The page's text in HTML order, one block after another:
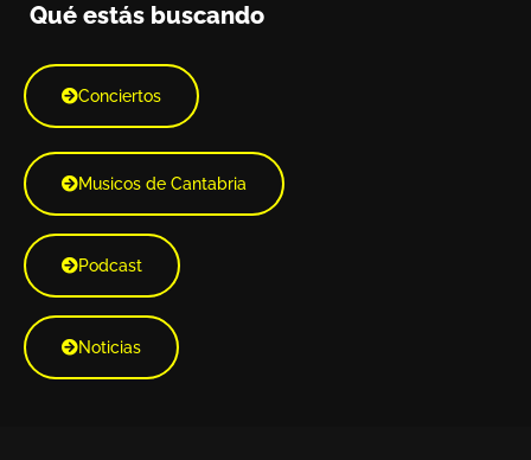
Qué estás buscando
Conciertos
Musicos de Cantabria
Podcast
Noticias